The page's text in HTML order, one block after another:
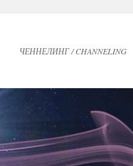
ЧЕННЕЛИНГ / CHANNELING